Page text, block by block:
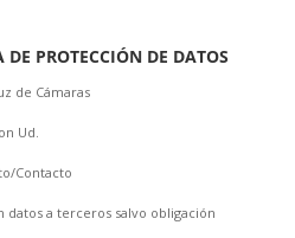
PROTECCIÓN DE DATOS
de Cámaras
Ud.
Contacto
datos a terceros salvo obligación